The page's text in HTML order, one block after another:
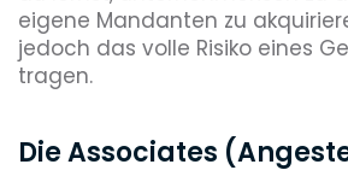
eigene Mandanten zu
jedoch das volle Risiko eines
tragen.
Die Associates